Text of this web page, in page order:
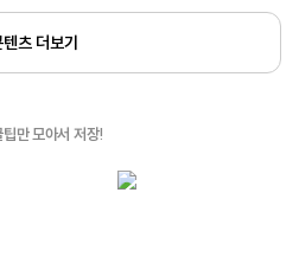
츠 더보기
만 모아서 저장!